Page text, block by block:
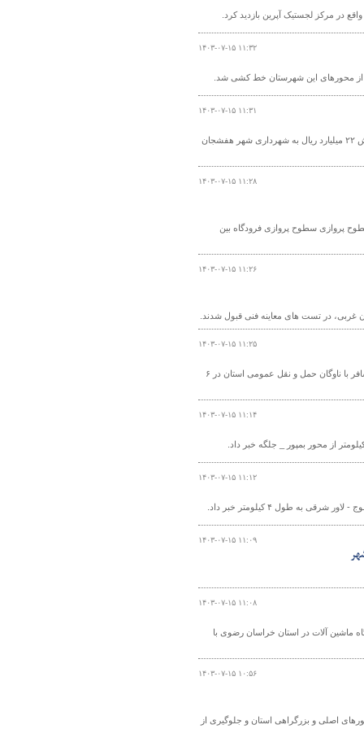
۱۴۰۳-۰۷-۱۵ ۱۱:۳۲
۱۴۰۳-۰۷-۱۵ ۱۱:۳۱
مدیرکل راه و شهرسازی استان چهارمحال و بختیاری از تخصیص ۲۵۰ تن قیر رایگان به ارزش ۲۲ میلیارد ریال به شهرداری شهر هفشجان
۱۴۰۳-۰۷-۱۵ ۱۱:۲۸
خط‌کشی بیش از ۳۰ هزار متر مربع از سطوح پروازی سطوح پروازی فرودگاه بین
۱۴۰۳-۰۷-۱۵ ۱۱:۲۶
۱۴۰۳-۰۷-۱۵ ۱۱:۲۵
مدیر کل راهداری و حمل و نقل جاده‌ای استان کرمان از افزایش ۲۵ درصدی جابه‌جایی مسافر با ناوگان حمل و نقل عمومی استان در ۶
۱۴۰۳-۰۷-۱۵ ۱۱:۱۴
۱۴۰۳-۰۷-۱۵ ۱۱:۱۲
به طول ۴ کیلومتر خبر داد.
۱۴۰۳-۰۷-۱۵ ۱۱:۰۹
۱۴۰۳-۰۷-۱۵ ۱۱:۰۸
و حمل و نقل جاده ای خراسان رضوی از نوسازی ناوگان با خرید ۸ دستگاه ماشین آلات در استان خراسان رضوی با
۱۴۰۳-۰۷-۱۵ ۱۰:۵۶
اصلی و بزرگراهی استان و جلوگیری از